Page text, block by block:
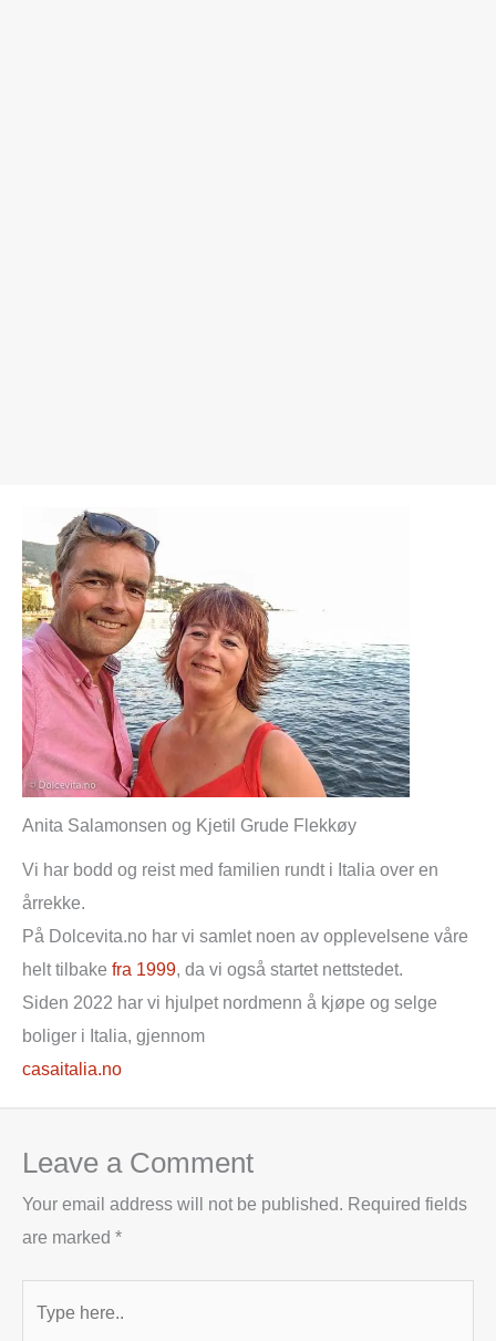
Anita Salamonsen og Kjetil Grude Flekkøy
Vi har bodd og reist med familien rundt i Italia over en
årrekke.
På Dolcevita.no har vi samlet noen av opplevelsene våre
helt tilbake fra 1999, da vi også startet nettstedet.
Siden 2022 har vi hjulpet nordmenn å kjøpe og selge
boliger i Italia, gjennom
casaitalia.no
Leave a Comment
Your email address will not be published. Required fields
are marked *
here..